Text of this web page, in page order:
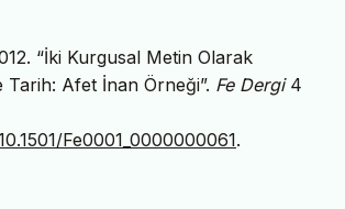
“İki Kurgusal Metin Olarak
Tarih: Afet İnan Örneği”. Fe Dergi4
Fe0001_0000000061.